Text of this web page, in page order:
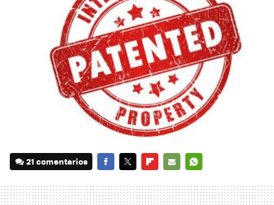
21 comentarios
MAIL